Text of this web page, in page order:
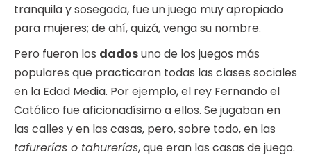
tranquila y sosegada, fue un juego muy apropiado
para mujeres; de ahí, quizá, venga su nombre.
Pero fueron los dadosuno de los juegos más
populares que practicaron todas las clases sociales
en la Edad Media. Por ejemplo, el rey Fernando el
Católico fue aficionadísimo a ellos. Se jugaban en
las calles y en las casas, pero, sobre todo, en las
tafurerías o tahurerías, que eran las casas de juego.